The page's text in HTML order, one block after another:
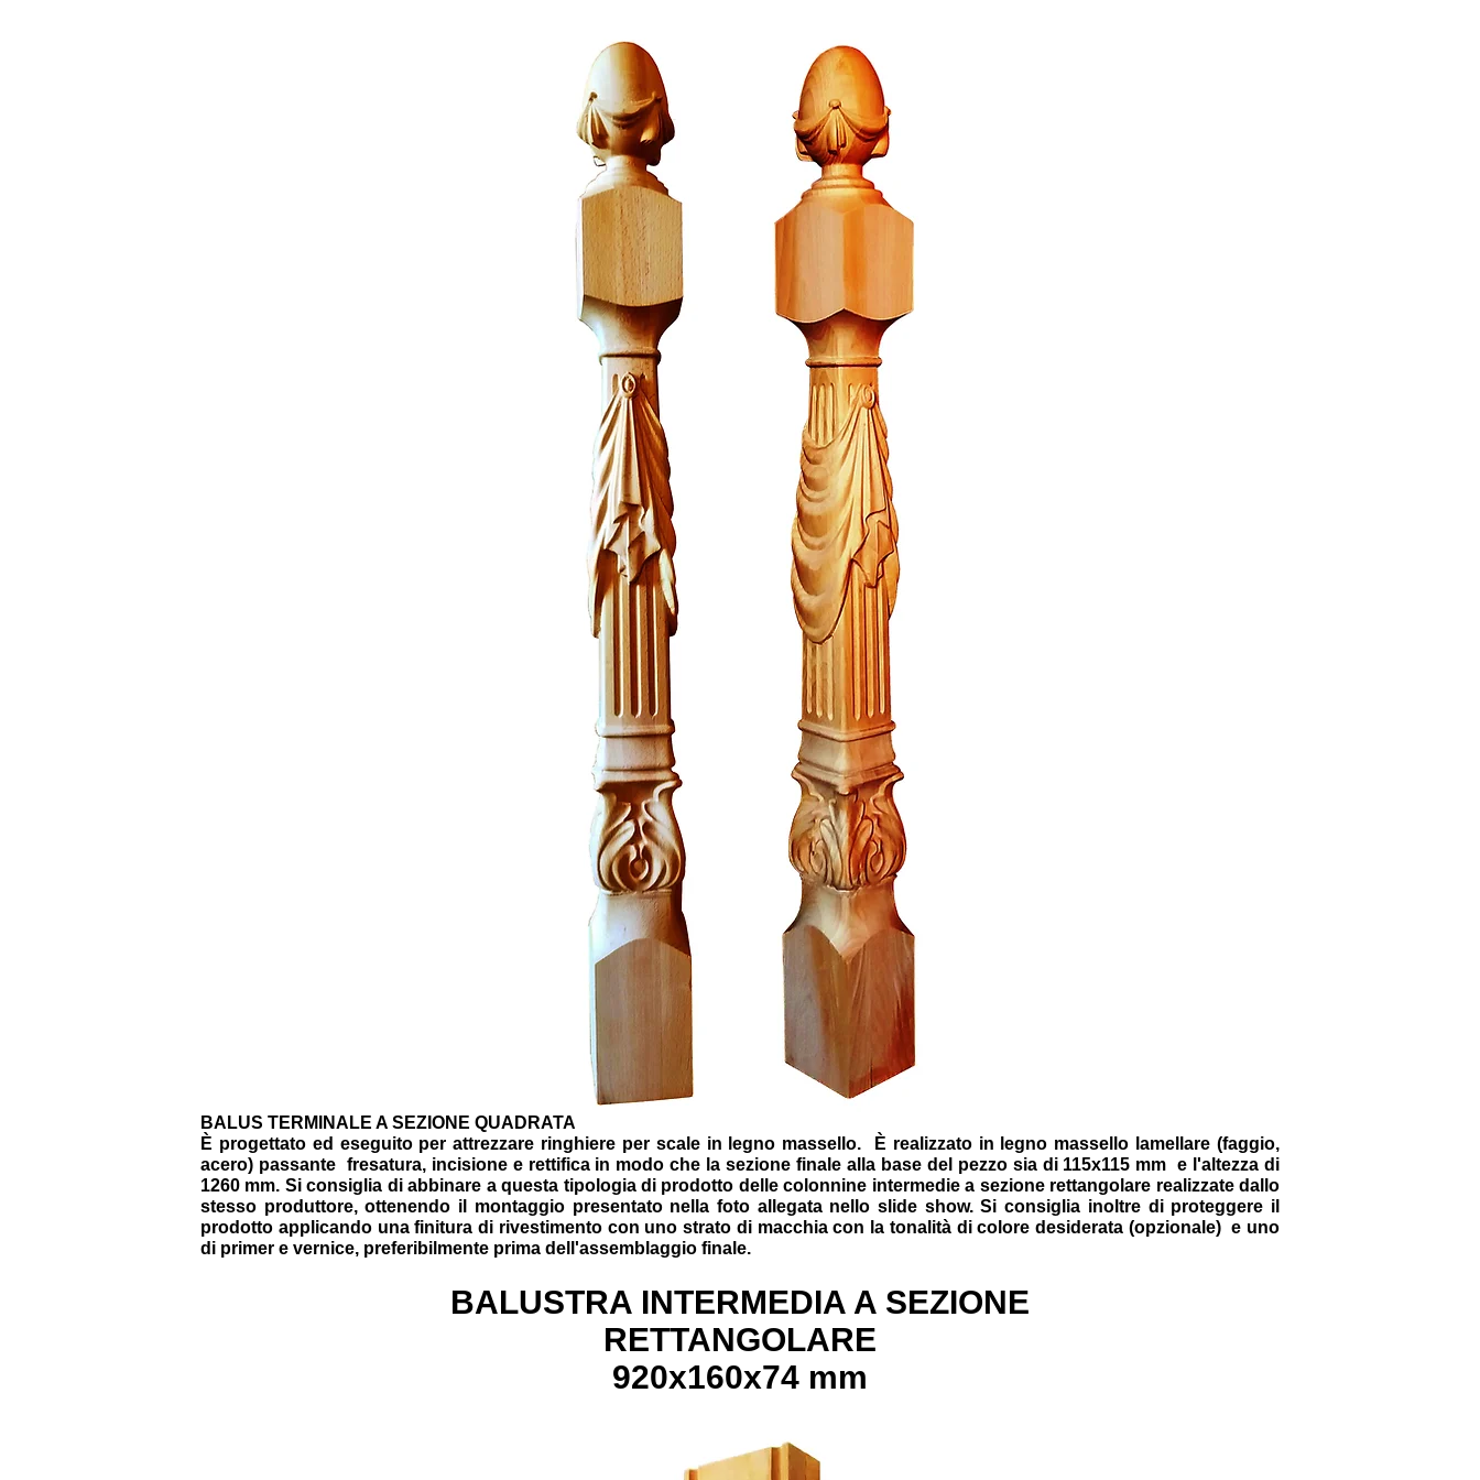
BALUS TERMINALE A SEZIONE QUADRATA
È progettato ed eseguito per attrezzare ringhiere per scale in legno massello.
È realizzato in legno massello lamellare (faggio,
acero) passante fresatura, incisione e rettifica in modo che la sezione finale alla base del pezzo sia di 115x115 mm
e l'altezza di
1260 mm. Si consiglia di abbinare a questa tipologia di prodotto delle colonnine intermedie a sezione rettangolare realizzate dallo
stesso produttore, ottenendo il montaggio presentato nella foto allegata nello slide show. Si consiglia inoltre di proteggere il
prodotto applicando una finitura di rivestimento con uno strato di macchia con la tonalità di colore desiderata (opzionale) e uno
di primer e vernice, preferibilmente prima dell'assemblaggio finale.
BALUSTRA INTERMEDIA A SEZIONE
RETTANGOLARE
920x160x74 mm